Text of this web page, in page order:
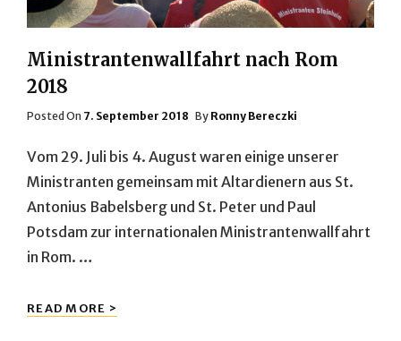
Ministrantenwallfahrt nach Rom
2018
Posted On Posted
7. September 2018 By Ronny Bereczki
Vom 29. Juli bis 4. August waren einige unserer
Ministranten gemeinsam mit Altardienern aus St.
Antonius Babelsberg und St. Peter und Paul
Potsdam zur internationalen Ministrantenwallfahrt
in Rom. …
READ MORE >
NACH